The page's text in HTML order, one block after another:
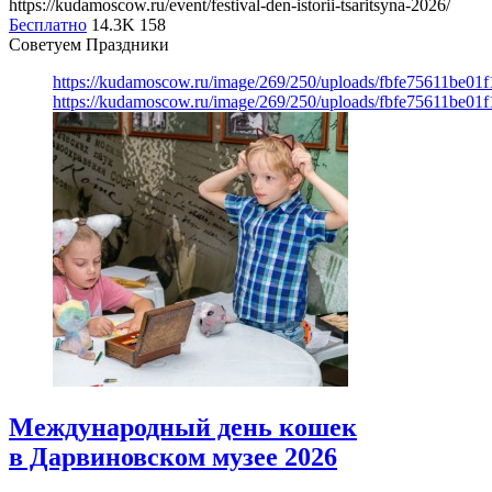
https://kudamoscow.ru/event/festival-den-istorii-tsaritsyna-2026/
Бесплатно 14.3K 158
Советуем Праздники
https://kudamoscow.ru/image/269/250/uploads/
https://kudamoscow.ru/image/269/250/uploads/
Международный день кошек
в Дарвиновском музее 2026